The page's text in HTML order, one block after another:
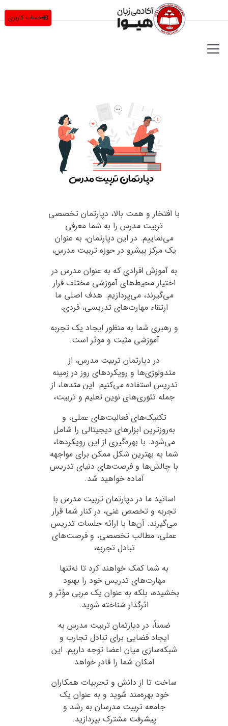
حساب کاربری
با افتخار و همت بالا، دپارتمان تخصصی
تربیت مدرس را به شما معرفی
می‌نماییم. در این دپارتمان، به عنوان
یک مرکز پیشرو در حوزه تربیت مدرس،
به آموزش افرادی که به عنوان مدرس در
اختیار محیط‌های آموزشی مختلف قرار
می‌گیرند، می‌پردازیم. هدف اصلی ما
ارتقاء مهارت‌های تدریسی، فردی،
و رهبری شما به منظور ایجاد یک تجربه
آموزشی مثبت و موثر است.
در دپارتمان تربیت مدرس، از
متدولوژی‌ها و رویکردهای روز در زمینه
تدریس استفاده می‌کنیم. این متدها، از
جمله تئوری‌های نوین تعلیم و تربیت،
تکنیک‌های فعالیت‌های عملی، و
به‌روزترین ابزارهای دیجیتالی را شامل
می‌شود. با بهره‌گیری از این رویکردها،
شما به بهترین شکل ممکن برای مواجهه
با چالش‌ها و فرصت‌های دنیای تدریس
آماده خواهید شد.
اساتید ما در دپارتمان تربیت مدرس با
تجربه و تخصص غنی، در کنار شما قرار
می‌گیرند. آن‌ها با ارائه جلسات تدریس
عملی، مطالب تخصصی، و فرصت‌های
تبادل تجربه،
به شما کمک خواهند کرد تا نه‌تنها
مهارت‌های تدریس خود را بهبود
بخشیده، بلکه به عنوان یک مربی مؤثر و
اثرگذار شناخته شوید.
ضمناً، در دپارتمان تربیت مدرس به
ایجاد فضایی برای تبادل تجارب و
شبکه‌سازی میان اعضا توجه داریم. این
امکان شما را قادر خواهد
ساخت تا از دانش و تجربیات همکاران
خود بهره‌مند شوید و به عنوان یک
جامعه تربیت مدرسان به رشد و
پیشرفت مشترک بپردازید.